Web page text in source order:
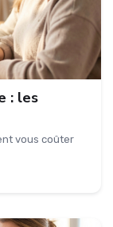
: les
vous coûter